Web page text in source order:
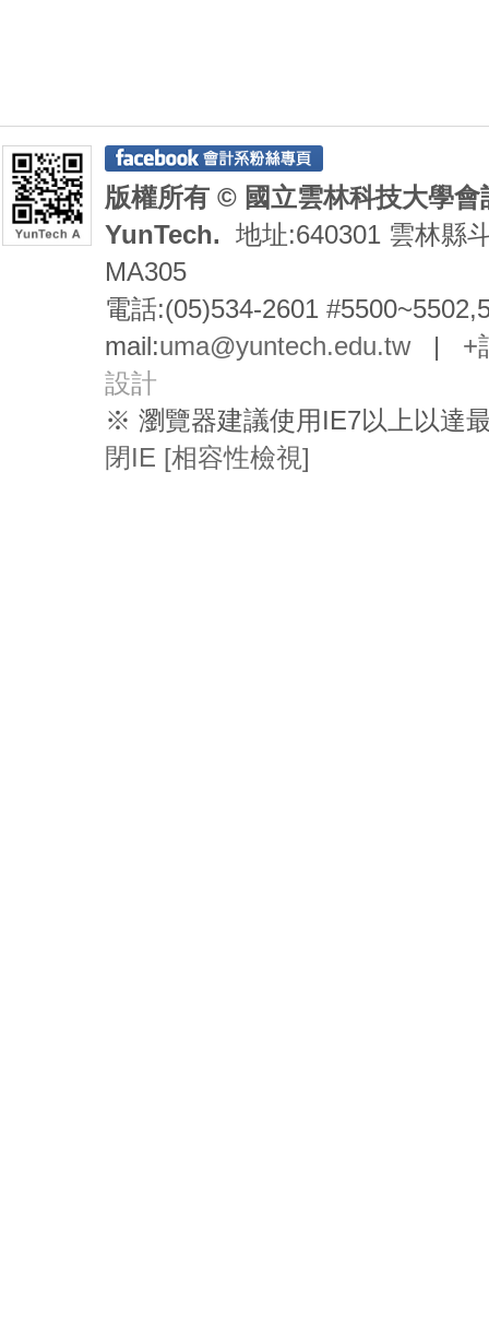
版權所有 © 國立雲林科技大學
YunTech. 地址:640301 雲林縣
MA305
電話:(05)534-2601
mail:uma@yuntech.edu.tw| +
設計
※ 瀏覽器建議使用IE7以上以達
閉IE [相容性檢視]